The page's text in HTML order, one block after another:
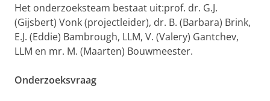
Het onderzoeksteam bestaat uit:prof. dr. G.J.
(Gijsbert) Vonk (projectleider), dr. B. (Barbara) Brink,
E.J. (Eddie) Bambrough, LLM, V. (Valery) Gantchev,
LLM en mr. M. (Maarten) Bouwmeester.
Onderzoeksvraag